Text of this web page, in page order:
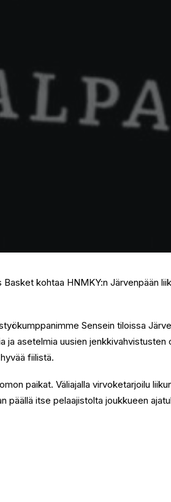
Basket kohtaa HNMKY:n Järvenpään
Sensein tiloissa
asetelmia uusien jenkkivahvistusten
fiilistä.
paikat. Väliajalla virvoketarjoilu
päällä itse pelaajistolta joukkueen